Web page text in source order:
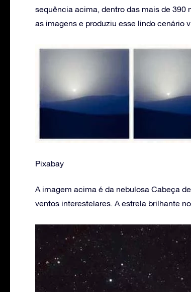
sequência acima, dentro das mais de 390
as imagens e produziu esse lindo cenário
Pixabay
A imagem acima é da nebulosa Cabeça
ventos interestelares. A estrela brilhante